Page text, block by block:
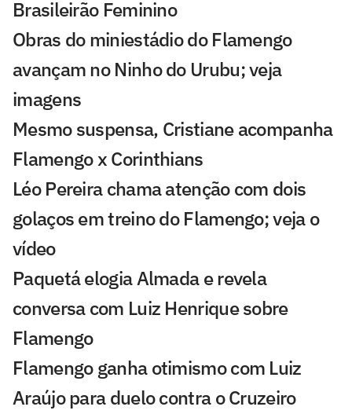
Brasileirão Feminino
Obras do miniestádio do Flamengo
avançam no Ninho do Urubu; veja
imagens
Mesmo suspensa, Cristiane acompanha
Flamengo x Corinthians
Léo Pereira chama atenção com dois
golaços em treino do Flamengo; veja o
vídeo
Paquetá elogia Almada e revela
conversa com Luiz Henrique sobre
Flamengo
Flamengo ganha otimismo com Luiz
Araújo para duelo contra o Cruzeiro